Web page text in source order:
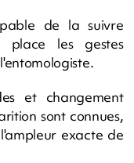
de la suivre
place les gestes
et changement
sont connues,
exacte de